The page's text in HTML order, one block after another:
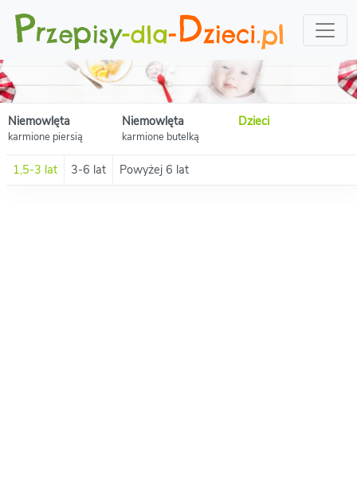
Niemowlęta
karmione piersią
Niemowlęta
karmione butelką
Dzieci
1,5-3 lat 3-6 lat Powyżej 6 lat